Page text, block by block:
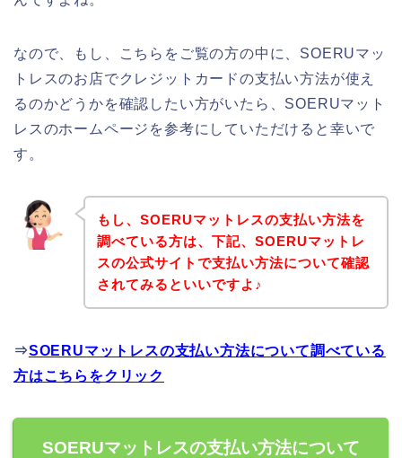
なので、もし、こちらをご覧の方の中に、SOERUマッ
トレスのお店でクレジットカードの支払い方法が使え
るのかどうかを確認したい方がいたら、SOERUマット
レスのホームページを参考にしていただけると幸いで
す。
もし、SOERUマットレスの支払い方法を
調べている方は、下記、SOERUマットレ
スの公式サイトで支払い方法について確認
されてみるといいですよ♪
⇒SOERUマットレスの支払い方法について調べている
方はこちらをクリック
SOERUマットレスの支払い方法について